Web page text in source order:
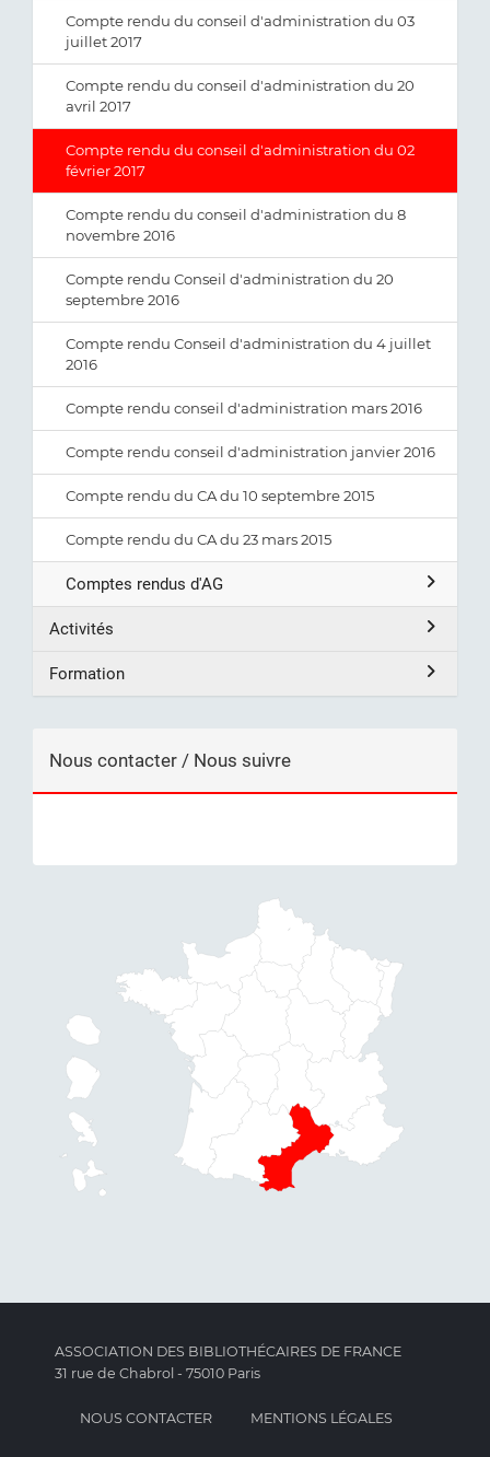
Compte rendu du conseil d'administration du 03
juillet 2017
Compte rendu du conseil d'administration du 20
avril 2017
Compte rendu du conseil d'administration du 02
février 2017
Compte rendu du conseil d'administration du 8
novembre 2016
Compte rendu Conseil d'administration du 20
septembre 2016
Compte rendu Conseil d'administration du 4 juillet
2016
Compte rendu conseil d'administration mars 2016
Compte rendu conseil d'administration janvier 2016
Compte rendu du CA du 10 septembre 2015
Compte rendu du CA du 23 mars 2015
Comptes rendus d'AG
Activités
Formation
Nous contacter / Nous suivre
ASSOCIATION DES BIBLIOTHÉCAIRES DE FRANCE
31 rue de Chabrol - 75010 Paris
NOUS CONTACTER MENTIONS LÉGALES